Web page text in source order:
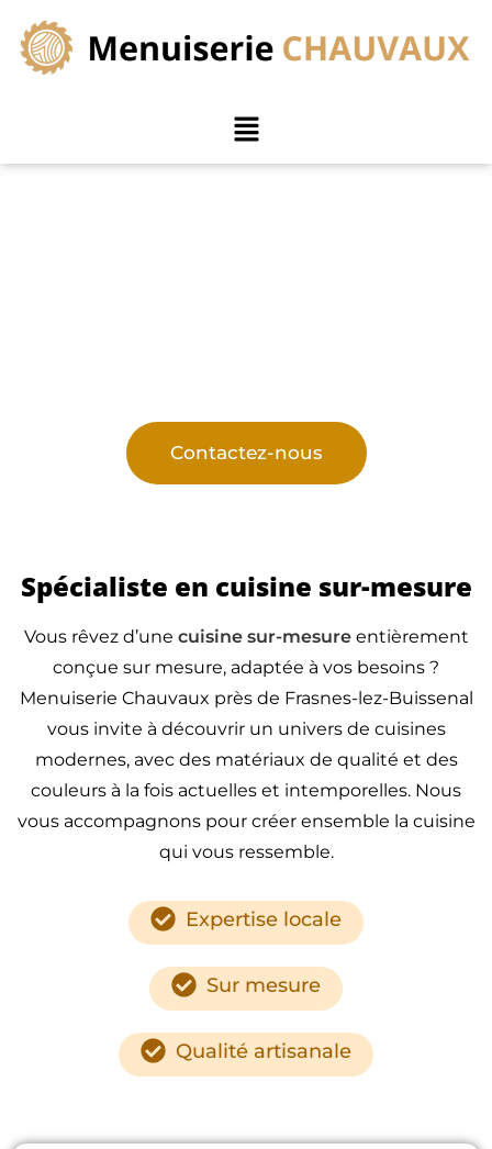
Contactez-nous
Spécialiste en cuisine sur-mesure
Vous rêvez d’une cuisine sur-mesureentièrement
conçue sur mesure, adaptée à vos besoins ?
Menuiserie Chauvaux près de Frasnes-lez-Buissenal
vous invite à découvrir un univers de cuisines
modernes, avec des matériaux de qualité et des
couleurs à la fois actuelles et intemporelles. Nous
vous accompagnons pour créer ensemble la cuisine
qui vous ressemble.
Expertise locale
Sur mesure
Qualité artisanale